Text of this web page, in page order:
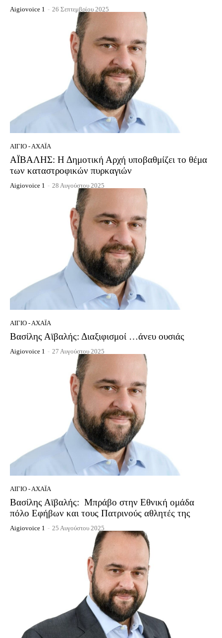
Aigiovoice 1 - 26 Σεπτεμβρίου 2025
ΑΊΓΙΟ - ΑΧΑΪ́Α
ΑΪΒΑΛΗΣ: Η Δημοτική Αρχή υποβαθμίζει το θέμα
των καταστροφικών πυρκαγιών
Aigiovoice 1 - 28 Αυγούστου 2025
ΑΊΓΙΟ - ΑΧΑΪ́Α
Βασίλης Αϊβαλής: Διαξιφισμοί …άνευ ουσιάς
Aigiovoice 1 - 27 Αυγούστου 2025
ΑΊΓΙΟ - ΑΧΑΪ́Α
Βασίλης Αϊβαλής: Μπράβο στην Εθνική ομάδα
πόλο Εφήβων και τους Πατρινούς αθλητές της
Aigiovoice 1 - 25 Αυγούστου 2025